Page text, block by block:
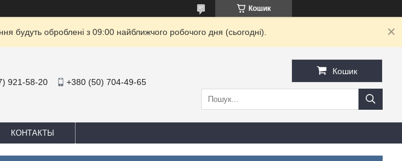
Кошик
будуть оброблені з 09:00 найближчого робочого дня (сьогодні).
921-58-20 +380 (50) 704-49-65
Кошик
КОНТАКТЫ